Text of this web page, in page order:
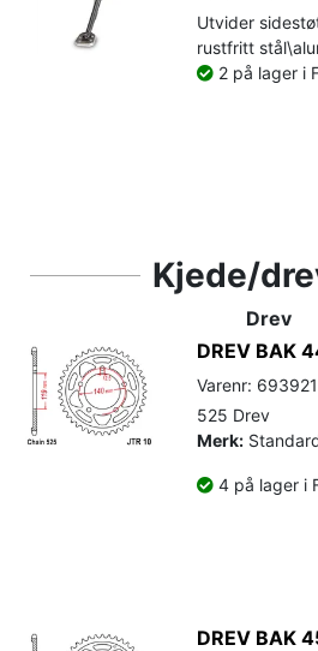
Utvider
rustfritt
2 på lager i
Kjede/
Drev
DREV BAK
Varenr:
525 Drev
Merk:
4 på lager i
DREV BAK